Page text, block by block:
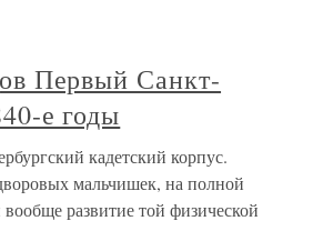
Первый Санкт-
е годы
кадетский корпус.
мальчишек, на полной
развитие той физической